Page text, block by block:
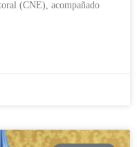
(CNE), acompañado